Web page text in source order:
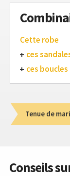
Cette robe
ces
ces
Tenue de
Conseils